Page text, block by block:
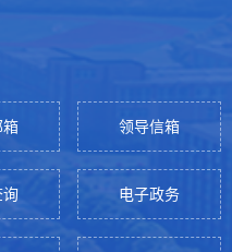
箱 领导信箱
询 电子政务